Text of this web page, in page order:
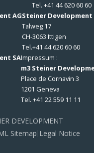
Tel. +41 44 620 60 60
AGSteiner Development
Talweg 17
CH-3063 Ittigen
Tel.+41 44 620 60 60
SAImpressum :
m3 Steiner
Place de Cornavin 3
1201 Geneva
Tel. +41 22 559 11 11
DEVELOPMENT
Sitemap Legal Notice